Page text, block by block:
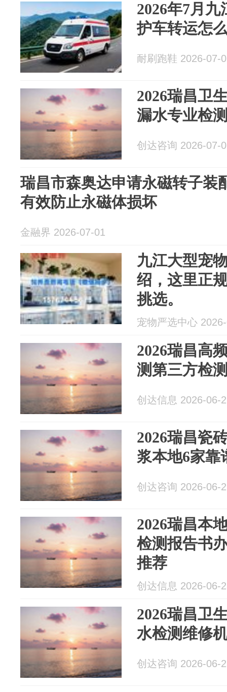
2026年7月
护车转运怎
耐刷跑鞋 2026-07-
2026瑞昌卫
漏水专业检
创达咨询 2026-07-
瑞昌市森奥达申请永磁转子装
有效防止永磁体损坏
金融界 2026-07-01
九江大型宠
绍，这里正
挑选。
宠物严选中心
2026瑞昌高
测第三方检
创达信息 2026-06-
2026瑞昌瓷
浆本地6家靠
创达咨询 2026-06-
2026瑞昌本
检测报告书
推荐
创达信息 2026-06-
2026瑞昌卫
水检测维修
创达咨询 2026-06-